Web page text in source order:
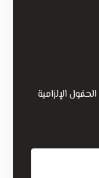
الحقول الإلزامية